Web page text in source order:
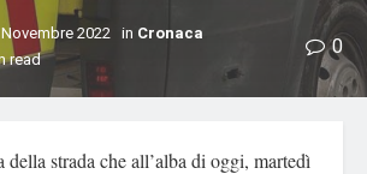
2022 in Cronaca
read
0
della strada che all’alba di oggi, martedì